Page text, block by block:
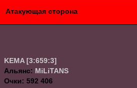
Атакующая сторона
KEMA [3:659:3]
Альянс: MiLiTANS
Очки: 592 406